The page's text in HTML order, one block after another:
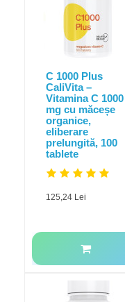
C 1000 Plus
CaliVita –
Vitamina C 1000
mg cu măceșe
organice,
eliberare
prelungită, 100
tablete
125,24 Lei